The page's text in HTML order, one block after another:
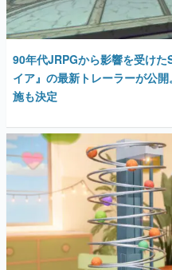
90年代JRPGから影響を受け
イア』の最新トレーラーが公
施も決定